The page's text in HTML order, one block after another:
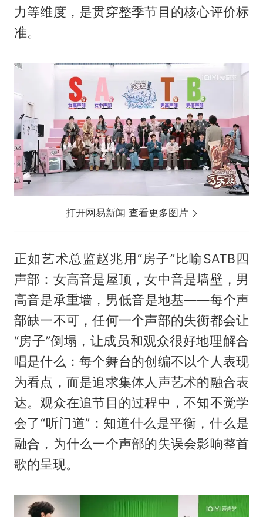
力等维度，是贯穿整季节目的核心评价标
准。
打开网易新闻 查看更多图片
正如艺术总监赵兆用“房子”比喻SATB四
声部：女高音是屋顶，女中音是墙壁，男
高音是承重墙，男低音是地基——每个声
部缺一不可，任何一个声部的失衡都会让
“房子”倒塌，让成员和观众很好地理解合
唱是什么：每个舞台的创编不以个人表现
为看点，而是追求集体人声艺术的融合表
达。观众在追节目的过程中，不知不觉学
会了“听门道”：知道什么是平衡，什么是
融合，为什么一个声部的失误会影响整首
歌的呈现。